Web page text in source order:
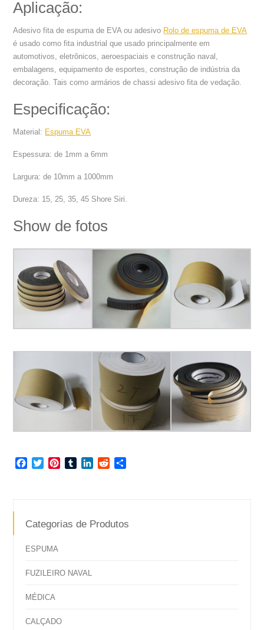
Aplicação:
Adesivo fita de espuma de EVA ou adesivo Rolo de espuma de EVA
é usado como fita industrial que usado principalmente em
automotivos, eletrônicos, aeroespaciais e construção naval,
embalagens, equipamento de esportes, construção de indústria da
decoração. Tais como armários de chassi adesivo fita de vedação.
Especificação:
Material: Espuma EVA
Espessura: de 1mm a 6mm
Largura: de 10mm a 1000mm
Dureza: 15, 25, 35, 45 Shore Siri.
Show de fotos
Facebook
TwitterPinterestTumblrLinkedInReddit
Categorias de Produtos
ESPUMA
FUZILEIRO NAVAL
MÉDICA
CALÇADO